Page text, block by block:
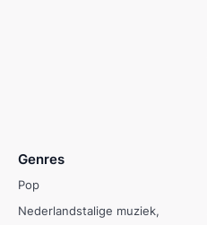
Genres
Pop
Nederlandstalige muziek